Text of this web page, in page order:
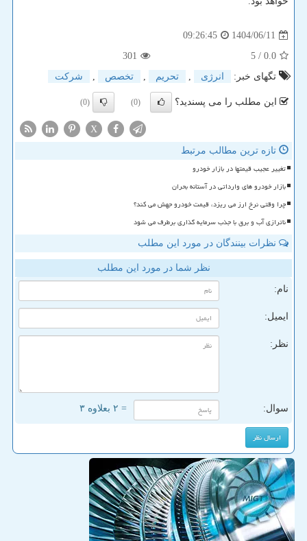
1404/06/11
09:26:45
0.0
/ 5
301
تگهای خبر:
انرژی , تحریم , تخصص , شركت
این مطلب را می پسندید؟ (0)
(0)
X
تازه ترین مطالب مرتبط
تغییر عجیب قیمتها در بازار خودرو
بازار خودرو های وارداتی در آستانه بحران
چرا وقتی نرخ ارز می ریزد، قیمت خودرو جهش می کند؟
ناترازی آب و برق با جذب سرمایه گذاری برطرف می شود
نظرات بینندگان در مورد این مطلب
نظر شما در مورد این مطلب
نام:
ایمیل:
نظر:
سوال: = ۲ بعلاوه ۳